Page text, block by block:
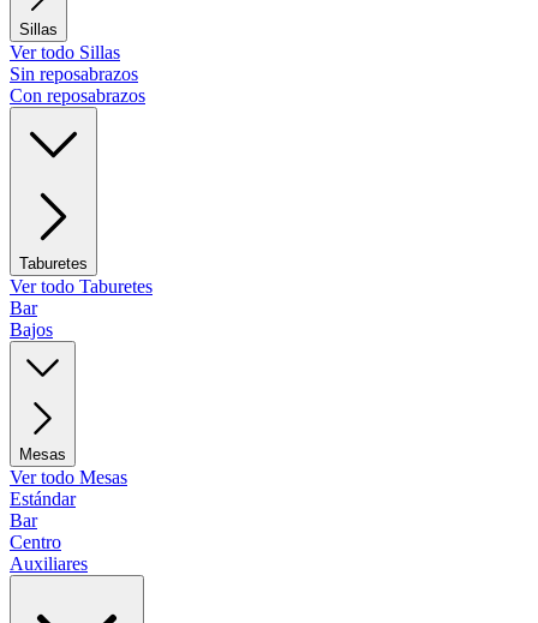
Sillas
Ver todo Sillas
Sin reposabrazos
Con reposabrazos
Taburetes
Ver todo Taburetes
Bar
Bajos
Mesas
Ver todo Mesas
Estándar
Bar
Centro
Auxiliares